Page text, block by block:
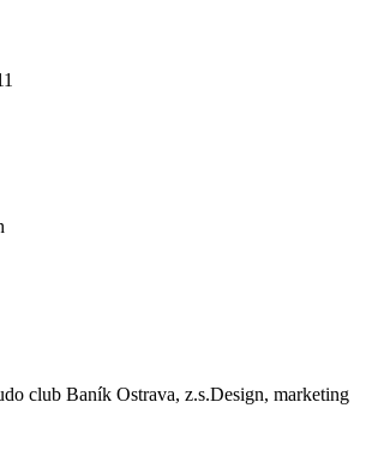
club Baník Ostrava, z.s.Design, marketing